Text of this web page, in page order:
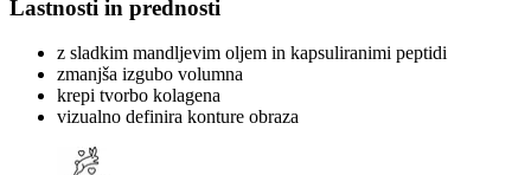
Lastnosti in prednosti
z sladkim mandljevim oljem in kapsuliranimi peptidi
zmanjša izgubo volumna
krepi tvorbo kolagena
vizualno definira konture obraza